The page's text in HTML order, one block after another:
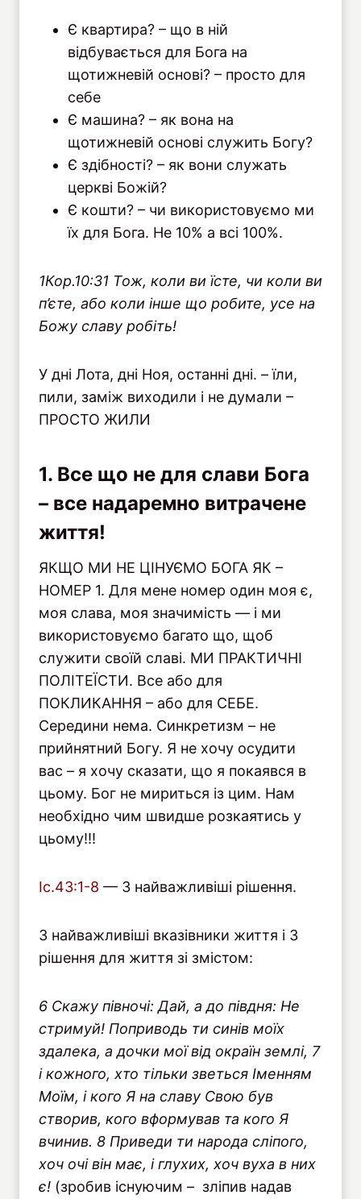
Є квартира? – що в ній
відбувається для Бога на
щотижневій основі? – просто для
себе
Є машина? – як вона на
щотижневій основі служить Богу?
Є здібності? – як вони служать
церкві Божій?
Є кошти? – чи використовуємо ми
їх для Бога. Не 10% а всі 100%.
1Кор.10:31 Тож, коли ви їсте, чи коли ви
п’єте, або коли інше що робите, усе на
Божу славу робіть!
У дні Лота, дні Ноя, останні дні. – їли,
пили, заміж виходили і не думали –
ПРОСТО ЖИЛИ
1. Все що не для слави Бога
– все надаремно витрачене
життя!
ЯКЩО МИ НЕ ЦІНУЄМО БОГА ЯК –
НОМЕР 1. Для мене номер один моя є,
моя слава, моя значимість — і ми
використовуємо багато що, щоб
служити своїй славі. МИ ПРАКТИЧНІ
ПОЛІТЕЇСТИ. Все або для
ПОКЛИКАННЯ – або для СЕБЕ.
Середини нема. Синкретизм – не
прийнятний Богу. Я не хочу осудити
вас – я хочу сказати, що я покаявся в
цьому. Бог не мириться із цим. Нам
необхідно чим швидше розкаятись у
цьому!!!
Іс.43:1-8 — 3 найважливіші рішення.
3 найважливіші вказівники життя і 3
рішення для життя зі змістом:
6 Скажу півночі: Дай, а до півдня: Не
стримуй! Поприводь ти синів моїх
здалека, а дочки мої від окраїн землі, 7
і кожного, хто тільки зветься Іменням
Моїм, і кого Я на славу Свою був
створив, кого вформував та кого Я
вчинив. 8 Приведи ти народа сліпого,
хоч очі він має, і глухих, хоч вуха в них
є! (зробив існуючим – зліпив надав